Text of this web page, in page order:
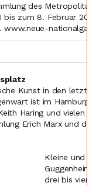
des
zum 8. Februar
www.neue-
Kunst in den
ist im
Haring und
Erich Marx und
Kleine und
drei bis